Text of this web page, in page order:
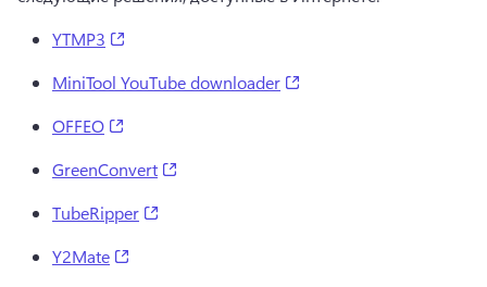
YTMP3
MiniTool YouTube downloader
OFFEO
GreenConvert
TubeRipper
Y2Mate